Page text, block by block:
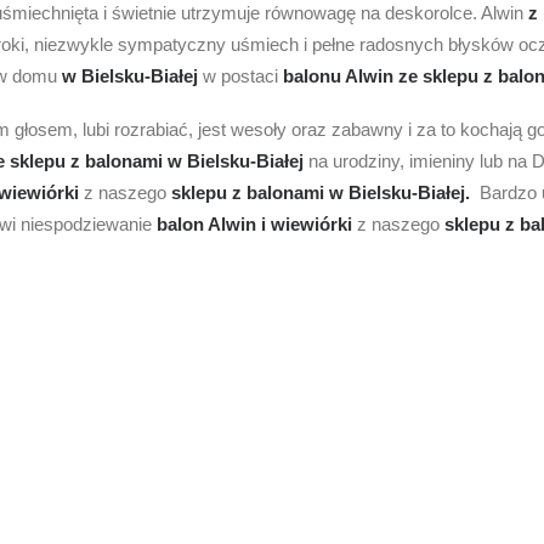
i świetnie utrzymuje równowagę na deskorolce. Alwin z
niezwykle sympatyczny uśmiech i pełne radosnych błysków
domu w Bielsku-Białej w postaci balonu Alwin ze sklepu z
lubi rozrabiać, jest wesoły oraz zabawny i za to kochają
sklepu z balonami w Bielsku-Białej na urodziny, imieniny lub na
z naszego sklepu z balonami w Bielsku-Białej. Bardzo
niespodziewanie balon Alwin i wiewiórki z naszego sklepu z